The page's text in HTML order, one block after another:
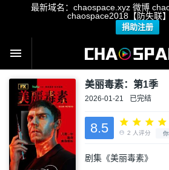
最新域名：chaospace.xyz 微博
chaospace2018【防失联
捐助注册
美丽毒素：第1季
2026-01-21 已完结
8.5
剧集《美丽毒素》